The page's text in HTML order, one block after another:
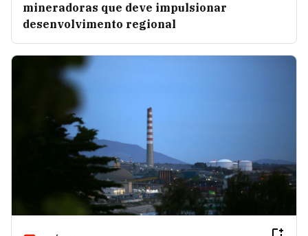
mineradoras que deve impulsionar
desenvolvimento regional